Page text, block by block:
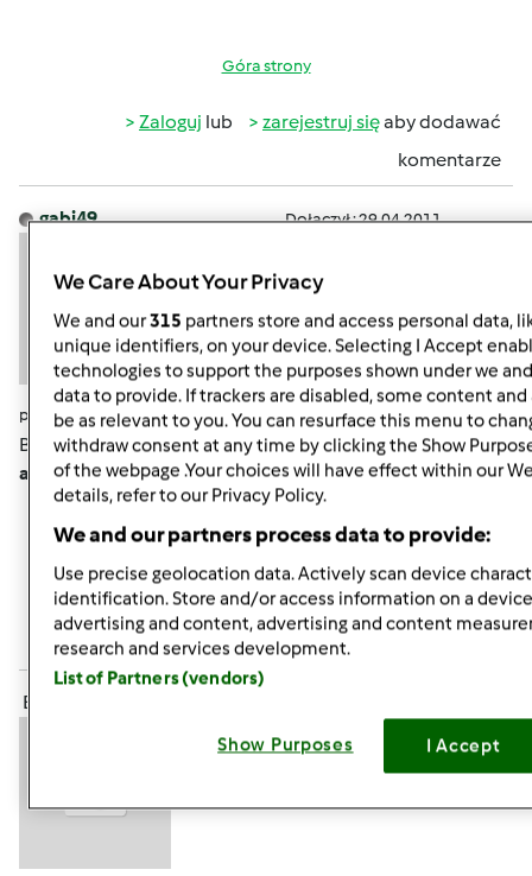
Góra strony
Zaloguj lub zarejestruj sięaby dodawać
komentarze
gabi49 Dołączył : 29.04.2011
pon., 07/15/2013 - 19:50
#7
Brak słów zachwytu!!!!!! TakMonisiu, piękne i proste. No,
ale trzeba na to "wpaść"
Góra strony
Zalogujlub zarejestruj sięaby dodawać
ElaK (niezweryfikowany)
We Care About Your Privacy
We and our315 partners store and access personal data,
unique identifiers, on your device. Selecting I Accept
technologies to support the purposes shown under we
data to provide. If trackers are disabled, some content and
be as relevant to you. You can resurface this menu to
withdraw consent at any time by clicking the Show
of the webpage .Your choices will have effect within our
details, refer to our Privacy Policy.
We and our partners process data to provide:
Use precise geolocation data. Actively scan device
identification. Store and/or access information on a
advertising and content, advertising and content
research and services development.
List of Partners (vendors)
Show Purposes I Accept